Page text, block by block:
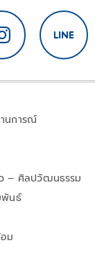
นการณ์
– ศิลปวัฒนธรรม
พันธ์
ม